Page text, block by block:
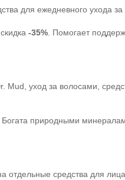
для ежедневного ухода
-35% . Помогает
Mud, уход за волосами,
. Богата природными
средства для